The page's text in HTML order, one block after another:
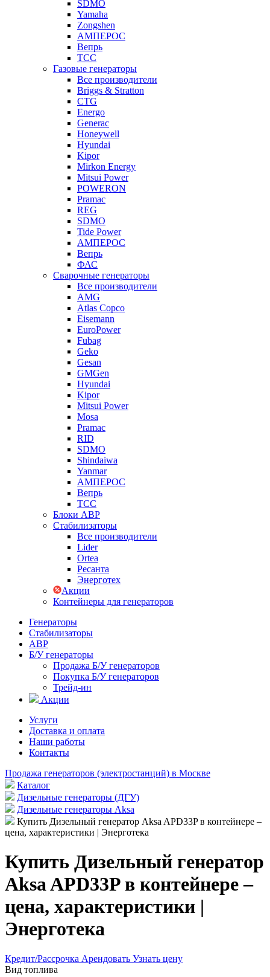
SDMO
Yamaha
Zongshen
АМПЕРОС
Вепрь
ТСС
Газовые генераторы
Все производители
Briggs & Stratton
CTG
Energo
Generac
Honeywell
Hyundai
Kipor
Mirkon Energy
Mitsui Power
POWERON
Pramac
REG
SDMO
Tide Power
АМПЕРОС
Вепрь
ФАС
Сварочные генераторы
Все производители
AMG
Atlas Copco
Eisemann
EuroPower
Fubag
Geko
Gesan
GMGen
Hyundai
Kipor
Mitsui Power
Mosa
Pramac
RID
SDMO
Shindaiwa
Yanmar
АМПЕРОС
Вепрь
ТСС
Блоки АВР
Стабилизаторы
Все производители
Lider
Ortea
Ресанта
Энерготех
Акции
Контейнеры для генераторов
Генераторы
Стабилизаторы
АВР
Б/У генераторы
Продажа Б/У генераторов
Покупка Б/У генераторов
Трейд-ин
Акции
Услуги
Доставка и оплата
Наши работы
Контакты
Продажа генераторов (электростанций) в Москве
Каталог
Дизельные генераторы (ДГУ)
Дизельные генераторы Aksa
Купить Дизельный генератор Aksa APD33P в контейнере –
цена, характеристики | Энерготека
Купить Дизельный генератор
Aksa APD33P в контейнере –
цена, характеристики |
Энерготека
Кредит/Рассрочка Арендовать Узнать цену
Вид топлива